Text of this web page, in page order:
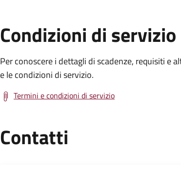
Condizioni di servizio
Per conoscere i dettagli di scadenze, requisiti e
e le condizioni di servizio.
Termini e condizioni di servizio
Contatti